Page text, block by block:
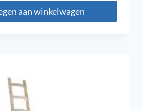
aan winkelwagen